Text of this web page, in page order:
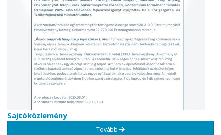
Sajtóközlemény
Tovább